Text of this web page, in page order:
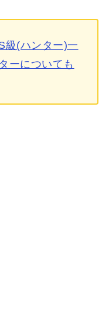
級(ハンター)一
ーについても